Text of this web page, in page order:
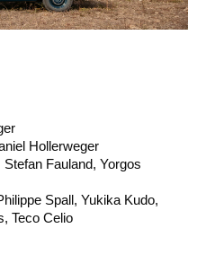
Hollerweger
Fauland, Yorgos
Spall, Yukika Kudo,
Teco Celio